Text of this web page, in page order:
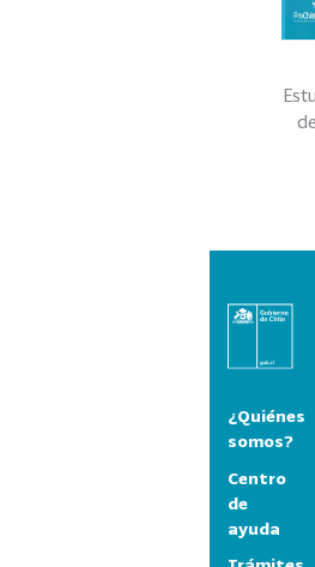
¿Quiénes
somos?
Centro
de
ayuda